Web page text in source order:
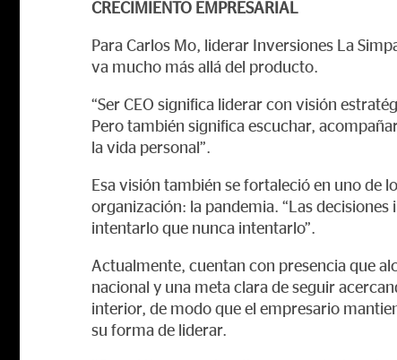
CRECIMIENTO EMPRESARIAL
Para Carlos Mo, liderar Inversiones La
va mucho más allá del producto.
“Ser CEO significa liderar con visión
Pero también significa escuchar,
la vida personal”.
Esa visión también se fortaleció en uno de
organización: la pandemia. “Las
intentarlo que nunca intentarlo”.
Actualmente, cuentan con presencia que
nacional y una meta clara de seguir
interior, de modo que el empresario
su forma de liderar.